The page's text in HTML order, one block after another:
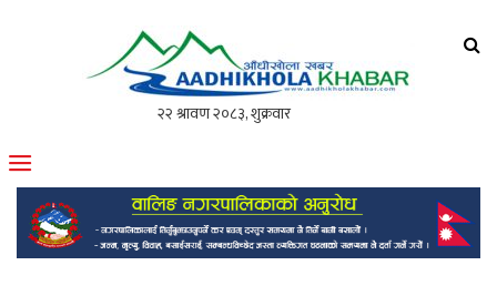
मोफसलकै लोकप्रिय अनलाइन पत्रिका